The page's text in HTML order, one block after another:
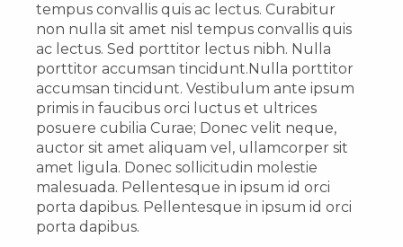
tempus convallis quis ac lectus. Curabitur
non nulla sit amet nisl tempus convallis quis
ac lectus. Sed porttitor lectus nibh. Nulla
porttitor accumsan tincidunt.Nulla porttitor
accumsan tincidunt. Vestibulum ante ipsum
primis in faucibus orci luctus et ultrices
posuere cubilia Curae; Donec velit neque,
auctor sit amet aliquam vel, ullamcorper sit
amet ligula. Donec sollicitudin molestie
malesuada. Pellentesque in ipsum id orci
porta dapibus. Pellentesque in ipsum id orci
porta dapibus.